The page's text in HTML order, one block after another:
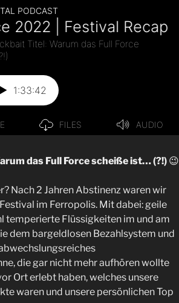
das Full Force scheiße ist… (?!) 😉
Nach 2 Jahren Abstinenz waren wir
im Ferropolis. Mit dabei: geile
temperierte Flüssigkeiten im und am
dem bargeldlosen Bezahlsystem und
die gar nicht mehr aufhören wollte
Ort erlebt haben, welches unsere
waren und unsere persönlichen Top